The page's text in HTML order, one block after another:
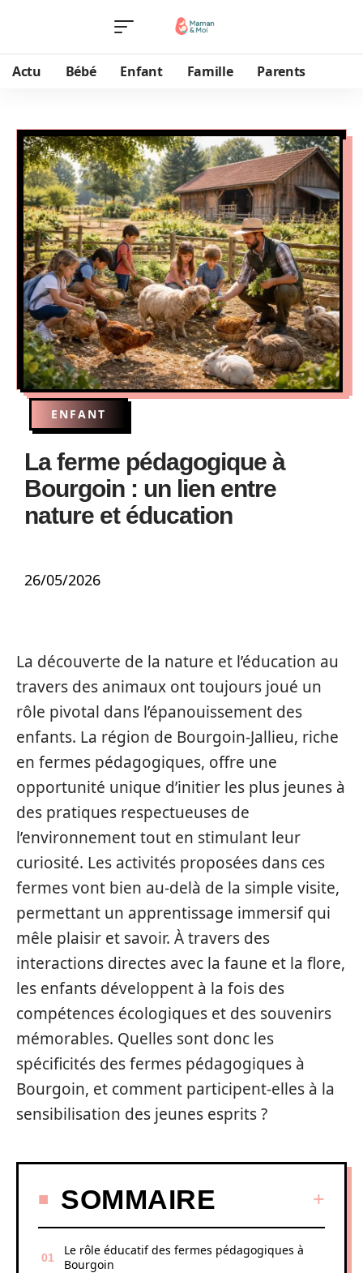
Actu Bébé Enfant Famille Parents
ENFANT
La ferme pédagogique à
Bourgoin : un lien entre
nature et éducation
26/05/2026
La découverte de la nature et l’éducation au
travers des animaux ont toujours joué un
rôle pivotal dans l’épanouissement des
enfants. La région de Bourgoin-Jallieu, riche
en fermes pédagogiques, offre une
opportunité unique d’initier les plus jeunes à
des pratiques respectueuses de
l’environnement tout en stimulant leur
curiosité. Les activités proposées dans ces
fermes vont bien au-delà de la simple visite,
permettant un apprentissage immersif qui
mêle plaisir et savoir. À travers des
interactions directes avec la faune et la flore,
les enfants développent à la fois des
compétences écologiques et des souvenirs
mémorables. Quelles sont donc les
spécificités des fermes pédagogiques à
Bourgoin, et comment participent-elles à la
sensibilisation des jeunes esprits ?
SOMMAIRE
Le rôle éducatif des fermes pédagogiques à
Bourgoin